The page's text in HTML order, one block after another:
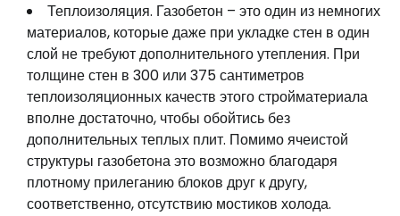
Теплоизоляция. Газобетон – это один из немногих
материалов, которые даже при укладке стен в один
слой не требуют дополнительного утепления. При
толщине стен в 300 или 375 сантиметров
теплоизоляционных качеств этого стройматериала
вполне достаточно, чтобы обойтись без
дополнительных теплых плит. Помимо ячеистой
структуры газобетона это возможно благодаря
плотному прилеганию блоков друг к другу,
соответственно, отсутствию мостиков холода.